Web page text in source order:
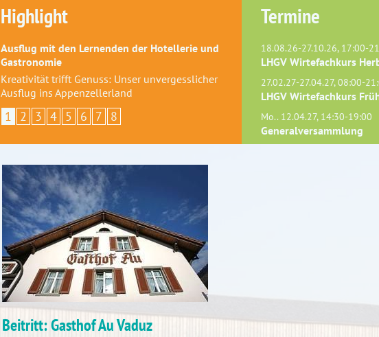
Highlight
Ausflug mit den Lernenden der Hotellerie und
Gastronomie
Kreativität trifft Genuss: Unser unvergesslicher
Ausflug ins Appenzellerland
1 2 3 4 5 6 7 8
Termine
18.08.26-27.10.26, 17:00-
LHGV Wirtefachkurs
27.02.27-27.04.27, 08:00-
LHGV Wirtefachkurs
Mo.. 12.04.27, 14:30-19:00
Generalversammlung
Beitritt: Gasthof Au Vaduz